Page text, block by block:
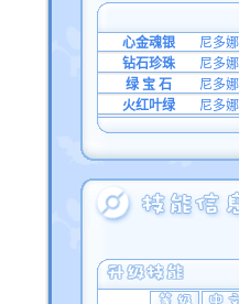
心金魂银
尼多
钻石珍珠
尼多
绿 宝 石
尼多
火红叶绿
尼多